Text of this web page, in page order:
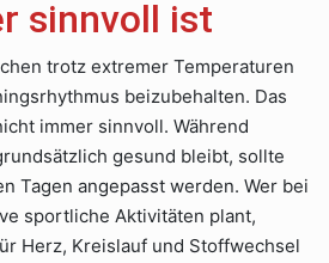
sinnvoll ist
trotz extremer Temperaturen
beizubehalten. Das
immer sinnvoll. Während
gesund bleibt, sollte
Tagen angepasst werden. Wer bei
sportliche Aktivitäten plant,
Herz, Kreislauf und Stoffwechsel